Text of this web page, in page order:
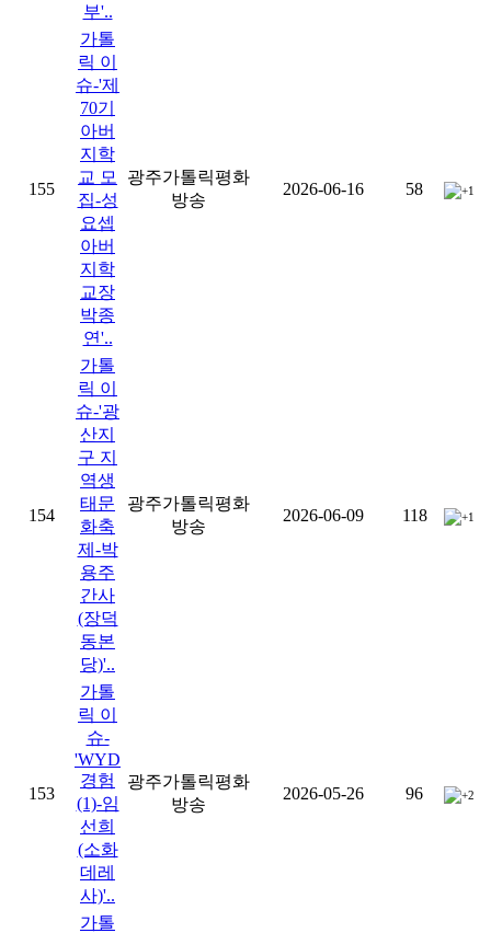
부'..
155
가톨
릭 이
슈-'제
70기
아버
지학
교 모
집-성
요셉
아버
지학
교장
박종
연'..
광주가톨릭평화
방송
2026-06-16 58 +1
154
가톨
릭 이
슈-'광
산지
구 지
역생
태문
화축
제-박
용주
간사
(장덕
동본
당)'..
광주가톨릭평화
방송
2026-06-09 118 +1
153
가톨
릭 이
슈-
'WYD
경험
(1)-임
선희
(소화
데레
사)'..
광주가톨릭평화
방송
2026-05-26 96 +2
가톨